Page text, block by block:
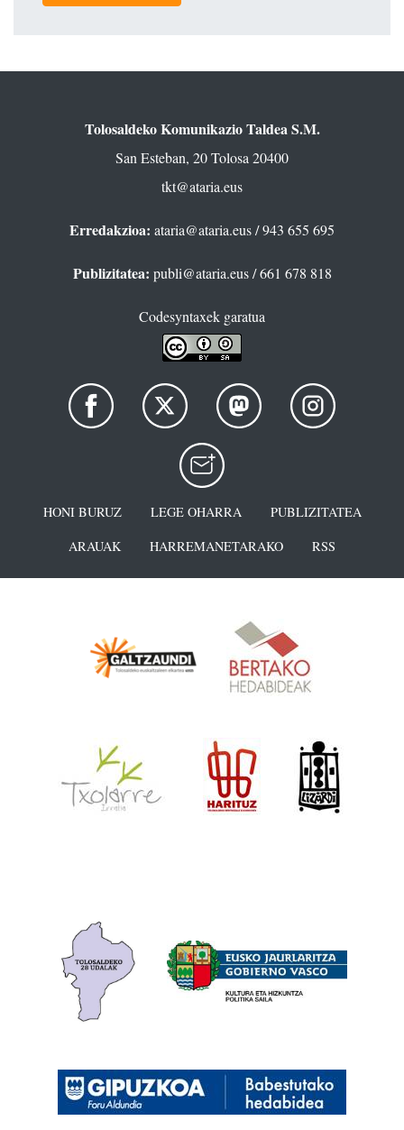
Tolosaldeko Komunikazio Taldea S.M.
San Esteban, 20 Tolosa 20400
tkt@ataria.eus
Erredakzioa: ataria@ataria.eus/ 943 655 695
Publizitatea: publi@ataria.eus/ 661 678 818
Codesyntaxek garatua
HONI BURUZ LEGE OHARRA
PUBLIZITATEA
ARAUAK
HARREMANETARAKO RSS